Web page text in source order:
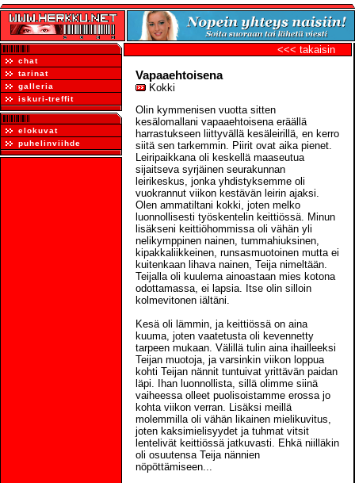
chat
tarinat
galleria
iskuri-treffit
elokuvat
puhelinviihde
<<< takaisin
Vapaaehtoisena
Kokki
Olin kymmenisen vuotta sitten
kesälomallani vapaaehtoisena eräällä
harrastukseen liittyvällä kesäleirillä, en kerro
siitä sen tarkemmin. Piirit ovat aika pienet.
Leiripaikkana oli keskellä maaseutua
sijaitseva syrjäinen seurakunnan
leirikeskus, jonka yhdistyksemme oli
vuokrannut viikon kestävän leirin ajaksi.
Olen ammatiltani kokki, joten melko
luonnollisesti työskentelin keittiössä. Minun
lisäkseni keittiöhommissa oli vähän yli
nelikymppinen nainen, tummahiuksinen,
kipakkaliikkeinen, runsasmuotoinen mutta ei
kuitenkaan lihava nainen, Teija nimeltään.
Teijalla oli kuulema ainoastaan mies kotona
odottamassa, ei lapsia. Itse olin silloin
kolmevitonen iältäni.
Kesä oli lämmin, ja keittiössä on aina
kuuma, joten vaatetusta oli kevennetty
tarpeen mukaan. Välillä tulin aina ihailleeksi
Teijan muotoja, ja varsinkin viikon loppua
kohti Teijan nännit tuntuivat yrittävän paidan
läpi. Ihan luonnollista, sillä olimme siinä
vaiheessa olleet puolisoistamme erossa jo
kohta viikon verran. Lisäksi meillä
molemmilla oli vähän likainen mielikuvitus,
joten kaksimielisyydet ja tuhmat vitsit
lentelivät keittiössä jatkuvasti. Ehkä niilläkin
oli osuutensa Teija nännien
nöpöttämiseen...